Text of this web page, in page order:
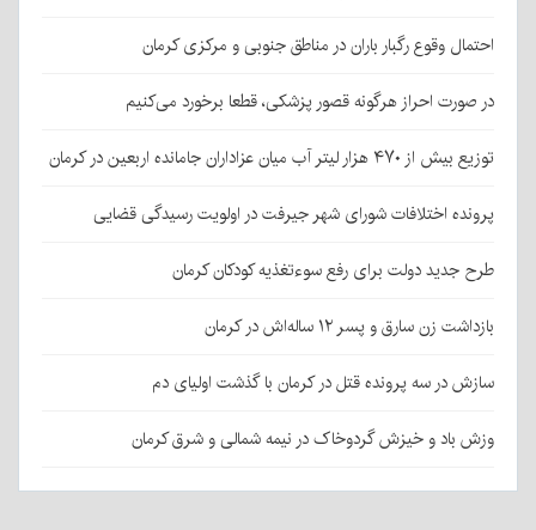
احتمال وقوع رگبار باران در مناطق جنوبی و مرکزی کرمان
در صورت احراز هرگونه قصور پزشکی، قطعا برخورد می‌کنیم
توزیع بیش از ۴۷۰ هزار لیتر آب میان عزاداران جامانده اربعین در کرمان
پرونده اختلافات شورای شهر جیرفت در اولویت رسیدگی قضایی
طرح جدید دولت برای رفع سوءتغذیه کودکان کرمان
بازداشت زن سارق و پسر ۱۲ ساله‌اش در کرمان
سازش در سه پرونده قتل در کرمان با گذشت اولیای دم
وزش باد و خیزش گردوخاک در نیمه شمالی و شرق کرمان